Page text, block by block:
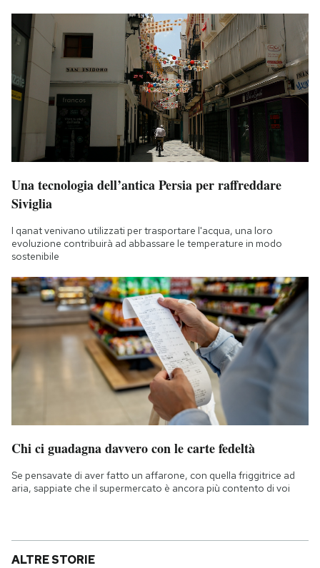
Una tecnologia dell’antica Persia per raffreddare
Siviglia
I qanat venivano utilizzati per trasportare l'acqua, una loro
evoluzione contribuirà ad abbassare le temperature in modo
sostenibile
Chi ci guadagna davvero con le carte fedeltà
Se pensavate di aver fatto un affarone, con quella friggitrice ad
aria, sappiate che il supermercato è ancora più contento di voi
ALTRE STORIE